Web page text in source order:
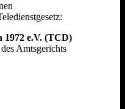
1972 e.V. (TCD)
Amtsgerichts